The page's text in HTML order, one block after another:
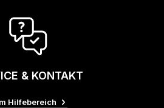
& KONTAKT
Hilfebereich